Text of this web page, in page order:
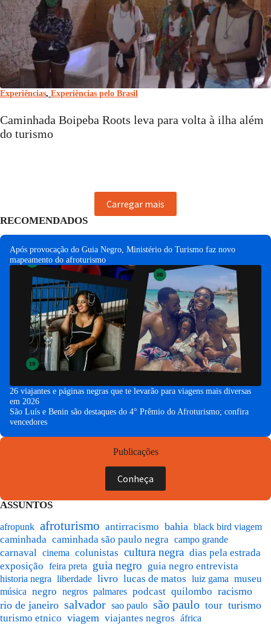
Experiências, Experiências pelo Brasil
Caminhada Boipeba Roots leva para volta à ilha além
do turismo
Carregar mais
RECOMENDADOS
Após provocação do Guia Negro, Ministério do Turismo faz novo
mapeamento do afroturismo
26 viajantes e páginas negras que te levarão para viagens mais diversas
em 2026
São Luís e Benin são destaques do 4° Prêmio do Afroturismo; confira
vencedores
Publicações
Conheça
ASSUNTOS
afropunk afroturismo antirracismo bahia black bird viagem
caminhada caminhada são paulo negra campo grande
carnaval cinema colunistas cultura negra dias pela estrada
exposição feira preta guia negro guia negro entrevista
historia negra liberdade livro lucas de matos luiz gama museu
música negro negros palmares podcast quilombo racismo
rio de janeiro salvador sao paulo são paulo tour turismo
turismo etnico viagem viajantes negros áfrica